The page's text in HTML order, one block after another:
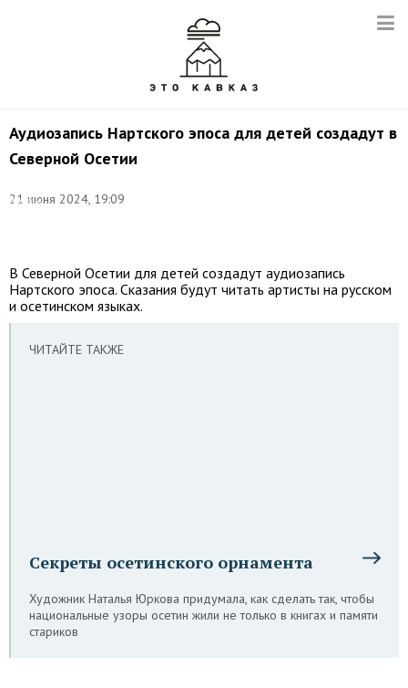
Аудиозапись Нартского эпоса для детей создадут в
Северной Осетии
21 июня 2024, 19:09
Артем
В Северной Осетии для детей создадут аудиозапись
Нартского эпоса. Сказания будут читать артисты на русском
и осетинском языках.
ЧИТАЙТЕ ТАКЖЕ
Секреты осетинского орнамента
Художник Наталья Юркова придумала, как сделать так, чтобы
национальные узоры осетин жили не только в книгах и памяти
стариков